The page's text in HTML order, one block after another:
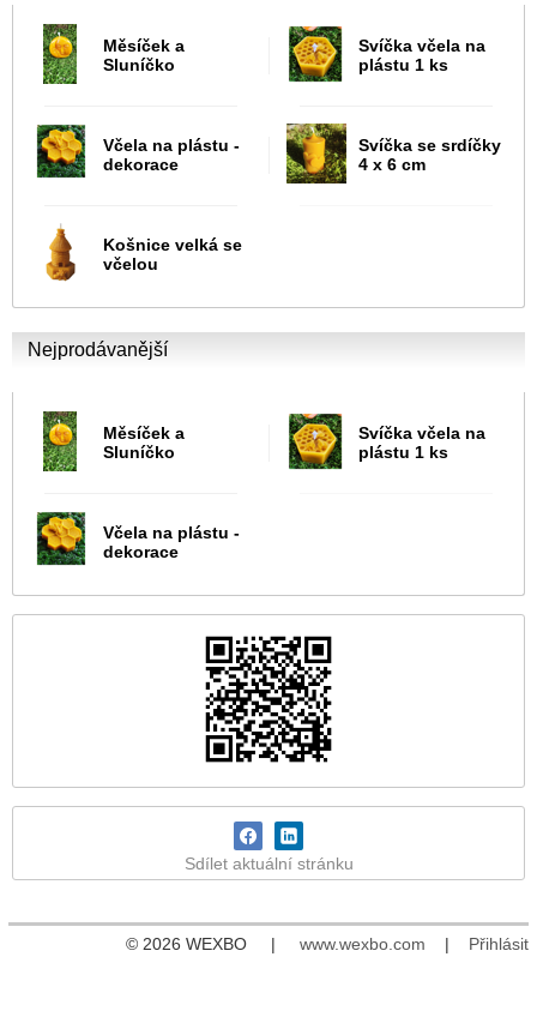
Měsíček a
Sluníčko
Svíčka včela na
plástu 1 ks
Včela na plástu -
dekorace
Svíčka se srdíčky
4 x 6 cm
Košnice velká se
včelou
Nejprodávanější
Měsíček a
Sluníčko
Svíčka včela na
plástu 1 ks
Včela na plástu -
dekorace
Sdílet aktuální stránku
© 2026 WEXBO | www.wexbo.com | Přihlásit